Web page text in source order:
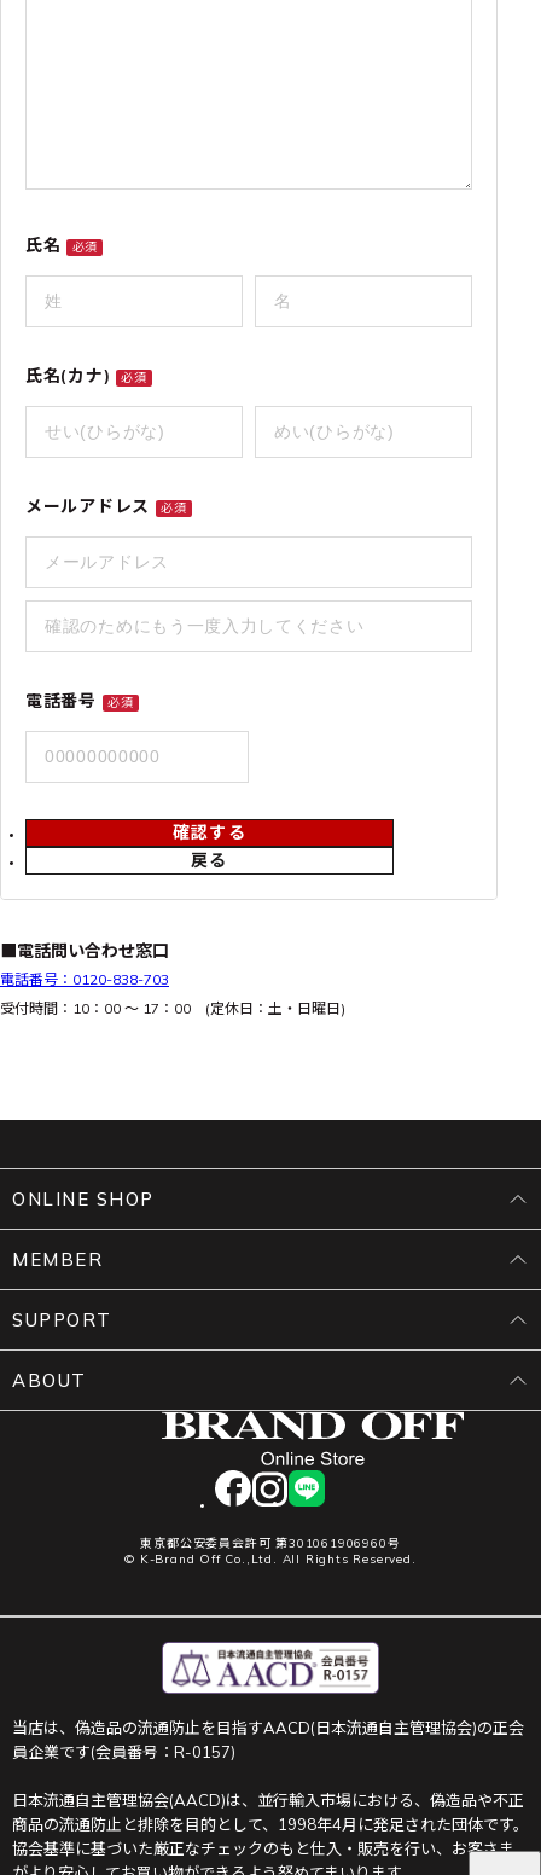
氏名 必須
氏名(カナ) 必須
メールアドレス 必須
電話番号 必須
戻る
確認する
■電話問い合わせ窓口
電話番号：0120-838-703
受付時間：10：00 ～ 17：00 (定休日：土・日曜日)
facebookinstagram
LINE
東京都公安委員会許可 第301061906960号
© K-Brand Off Co.,Ltd. All Rights Reserved.
ONLINE SHOP
MEMBER
SUPPORT
ABOUT
当店は、偽造品の流通防止を目指すAACD(日本流通自主管理協会)の正会
員企業です(会員番号：R-0157)
日本流通自主管理協会(AACD)は、並行輸入市場における、偽造品や不正
商品の流通防止と排除を目的として、1998年4月に発足された団体です。
協会基準に基づいた厳正なチェックのもと仕入・販売を行い、お客さま